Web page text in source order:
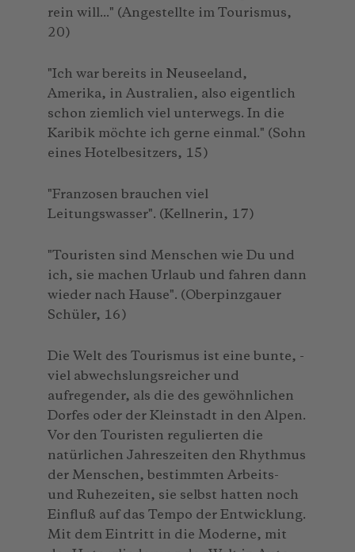
rein will..." (Angestellte im Tourismus,
20)
"Ich war bereits in Neuseeland,
Amerika, in Australien, also eigentlich
schon ziemlich viel unterwegs. In die
Karibik möchte ich gerne einmal." (Sohn
eines Hotelbesitzers, 15)
"Franzosen brauchen viel
Leitungswasser". (Kellnerin, 17)
"Touristen sind Menschen wie Du und
ich, sie machen Urlaub und fahren dann
wieder nach Hause". (Oberpinzgauer
Schüler, 16)
Die Welt des Tourismus ist eine bunte, -
viel abwechslungsreicher und
aufregender, als die des gewöhnlichen
Dorfes oder der Kleinstadt in den Alpen.
Vor den Touristen regulierten die
natürlichen Jahreszeiten den Rhythmus
der Menschen, bestimmten Arbeits-
und Ruhezeiten, sie selbst hatten noch
Einfluß auf das Tempo der Entwicklung.
Mit dem Eintritt in die Moderne, mit